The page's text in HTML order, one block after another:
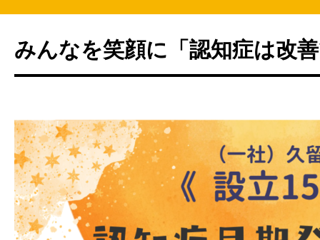
みんなを笑顔に「認知症は改